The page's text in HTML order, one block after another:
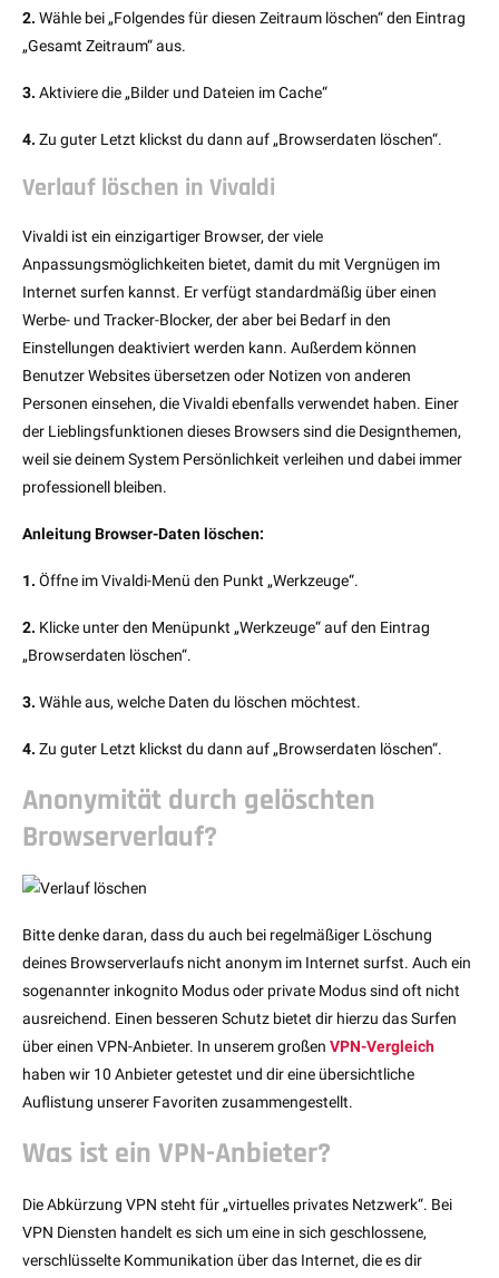
2. Wähle bei „Folgendes für diesen Zeitraum löschen“ den Eintrag
„Gesamt Zeitraum“ aus.
3. Aktiviere die „Bilder und Dateien im Cache“
4. Zu guter Letzt klickst du dann auf „Browserdaten löschen“.
Verlauf löschen in Vivaldi
Vivaldi ist ein einzigartiger Browser, der viele
Anpassungsmöglichkeiten bietet, damit du mit Vergnügen im
Internet surfen kannst. Er verfügt standardmäßig über einen
Werbe- und Tracker-Blocker, der aber bei Bedarf in den
Einstellungen deaktiviert werden kann. Außerdem können
Benutzer Websites übersetzen oder Notizen von anderen
Personen einsehen, die Vivaldi ebenfalls verwendet haben. Einer
der Lieblingsfunktionen dieses Browsers sind die Designthemen,
weil sie deinem System Persönlichkeit verleihen und dabei immer
professionell bleiben.
Anleitung Browser-Daten löschen:
1. Öffne im Vivaldi-Menü den Punkt „Werkzeuge“.
2. Klicke unter den Menüpunkt „Werkzeuge“ auf den Eintrag
„Browserdaten löschen“.
3. Wähle aus, welche Daten du löschen möchtest.
4. Zu guter Letzt klickst du dann auf „Browserdaten löschen“.
Anonymität durch gelöschten
Browserverlauf?
Bitte denke daran, dass du auch bei regelmäßiger Löschung
deines Browserverlaufs nicht anonym im Internet surfst. Auch ein
sogenannter inkognito Modus oder private Modus sind oft nicht
ausreichend. Einen besseren Schutz bietet dir hierzu das Surfen
über einen VPN-Anbieter. In unserem großen VPN-Vergleich
haben wir 10 Anbieter getestet und dir eine übersichtliche
Auflistung unserer Favoriten zusammengestellt.
Was ist ein VPN-Anbieter?
Die Abkürzung VPN steht für „virtuelles privates Netzwerk“. Bei
VPN Diensten handelt es sich um eine in sich geschlossene,
verschlüsselte Kommunikation über das Internet, die es dir